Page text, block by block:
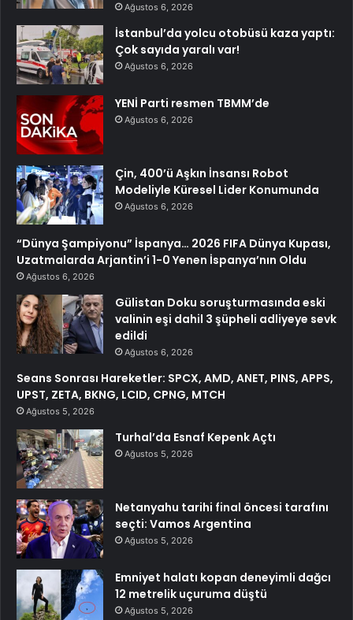
Ağustos 6, 2026
İstanbul’da yolcu otobüsü kaza yaptı:
Çok sayıda yaralı var!
Ağustos 6, 2026
YENİ Parti resmen TBMM’de
Ağustos 6, 2026
Çin, 400’ü Aşkın İnsansı Robot
Modeliyle Küresel Lider Konumunda
Ağustos 6, 2026
“Dünya Şampiyonu” İspanya… 2026 FIFA Dünya Kupası,
Uzatmalarda Arjantin’i 1-0 Yenen İspanya’nın Oldu
Ağustos 6, 2026
Gülistan Doku soruşturmasında eski
valinin eşi dahil 3 şüpheli adliyeye sevk
edildi
Ağustos 6, 2026
Seans Sonrası Hareketler: SPCX, AMD, ANET, PINS, APPS,
UPST, ZETA, BKNG, LCID, CPNG, MTCH
Ağustos 5, 2026
Turhal’da Esnaf Kepenk Açtı
Ağustos 5, 2026
Netanyahu tarihi final öncesi tarafını
seçti: Vamos Argentina
Ağustos 5, 2026
Emniyet halatı kopan deneyimli dağcı
12 metrelik uçuruma düştü
Ağustos 5, 2026